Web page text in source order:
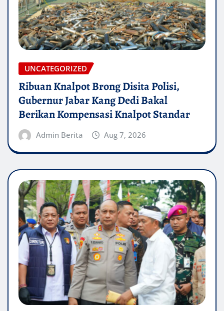
UNCATEGORIZED
Ribuan Knalpot Brong Disita Polisi,
Gubernur Jabar Kang Dedi Bakal
Berikan Kompensasi Knalpot Standar
Admin Berita Aug 7, 2026